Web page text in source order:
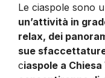
Le ciaspole sono
un’attività in
relax, dei
sue
ciaspole a